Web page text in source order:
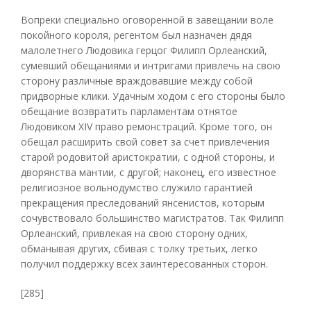
Вопреки специально оговоренной в завещании воле
покойного короля, регентом был назначен дядя
малолетнего Людовика герцог Филипп Орлеанский,
сумевший обещаниями и интригами привлечь на свою
сторону различные враждовавшие между собой
придворные клики. Удачным ходом с его стороны было
обещание возвратить парламентам отнятое
Людовиком XIV право ремонстраций. Кроме того, он
обещал расширить свой совет за счет привлечения
старой родовитой аристократии, с одной стороны, и
дворянства мантии, с другой; наконец, его известное
религиозное вольнодумство служило гарантией
прекращения преследований янсенистов, которым
сочувствовало большинство магистратов. Так Филипп
Орлеанский, привлекая на свою сторону одних,
обманывая других, сбивая с толку третьих, легко
получил поддержку всех заинтересованных сторон.
[285]